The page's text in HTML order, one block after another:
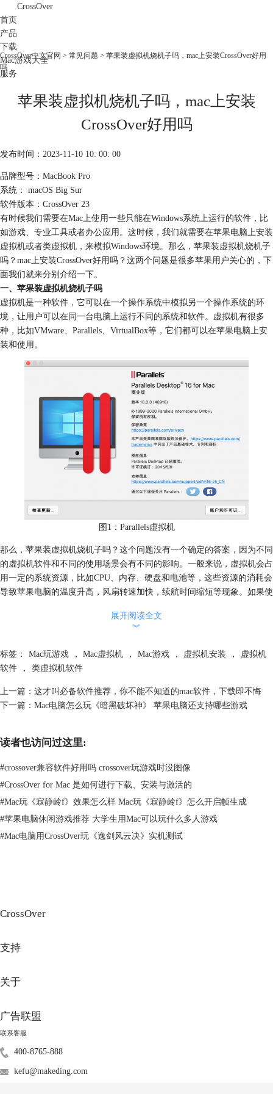
CrossOver
首页
产品
下载
Mac游戏大全
服务
购买
CrossOver中文官网 > 常见问题 > 苹果装虚拟机烧机子吗，mac上安装CrossOver好用
吗
苹果装虚拟机烧机子吗，mac上安装
CrossOver好用吗
发布时间：2023-11-10 10: 00: 00
品牌型号：MacBook Pro
系统： macOS Big Sur
软件版本：CrossOver 23
有时候我们需要在Mac上使用一些只能在Windows系统上运行的软件，比
如游戏、专业工具或者办公应用。这时候，我们就需要在苹果电脑上安装
虚拟机或者类虚拟机，来模拟Windows环境。那么，苹果装虚拟机烧机子
吗？mac上安装CrossOver好用吗？这两个问题是很多苹果用户关心的，下
面我们就来分别介绍一下。
一、苹果装虚拟机烧机子吗
虚拟机是一种软件，它可以在一个操作系统中模拟另一个操作系统的环
境，让用户可以在同一台电脑上运行不同的系统和软件。虚拟机有很多
种，比如VMware、Parallels、VirtualBox等，它们都可以在苹果电脑上安
装和使用。
图1：Parallels虚拟机
那么，苹果装虚拟机烧机子吗？这个问题没有一个确定的答案，因为不同
的虚拟机软件和不同的使用场景会有不同的影响。一般来说，虚拟机会占
用一定的系统资源，比如CPU、内存、硬盘和电池等，这些资源的消耗会
导致苹果电脑的温度升高，风扇转速加快，续航时间缩短等现象。如果使
图2：配置虚拟机
但是，并不意味着苹果装虚拟机就一定会烧机子。因为苹果电脑本身就有
着很好的散热设计和保护机制，它会根据温度调节CPU的频率和功耗，以
及风扇的转速和噪音，来保证电脑的正常运行和安全。而且，用户也可以
1、选择合适的虚拟机软件和版本，根据自己的需求和硬件配置进行优化
源。你可以使用CleanMyMac X快速释放内存。
物体上，比如床、沙发、枕头等。
5、在使用虚拟机时定期清理电脑内部和外部的灰尘和杂物，保持通风畅
6、在使用虚拟机时注意观察电脑的温度和性能变化，如果发现异常情况
展开阅读全文
︾
标签： Mac玩游戏 ， Mac虚拟机 ， Mac游戏 ， 虚拟机安装 ，
虚拟机
软件
， 类虚拟机软件
上一篇： 这才叫必备软件推荐，你不能不知道的mac软件，下载即不悔
下一篇： Mac电脑怎么玩《暗黑破坏神》 苹果电脑还支持哪些游戏
读者也访问过这里:
#crossover兼容软件好用吗 crossover玩游戏时没图像
#CrossOver for Mac 是如何进行下载、安装与激活的
#Mac玩《寂静岭f》效果怎么样 Mac玩《寂静岭f》怎么开启帧生成
#苹果电脑休闲游戏推荐 大学生用Mac可以玩什么多人游戏
#Mac电脑用CrossOver玩《逸剑风云决》实机测试
CrossOver
支持
关于
广告联盟
联系客服
400-8765-888
kefu@makeding.com